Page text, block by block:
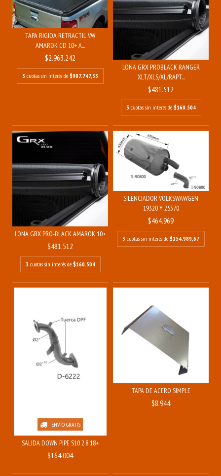
TAPA RIGIDA RETRACTIL VW
AMAROK CD 10+ A...
$2.963.242
3 cuotas sin interés de $987.747,33
LONA GRX PROBLACK RANGER
XLT/XLS/XL/RAPT...
$481.512
3 cuotas sin interés de $160.504
LONA GRX PRO-BLACK AMAROK 10+
$481.512
3 cuotas sin interés de $160.504
SILENCIADOR VOLKSWAWGEN
19320 Y 25370
$464.969
3 cuotas sin interés de $154.989,67
ENVÍO GRATIS
SALIDA DOWN PIPE S10 2.8 18+
$164.004
TAPA DE ACERO SIMPLE
$8.944